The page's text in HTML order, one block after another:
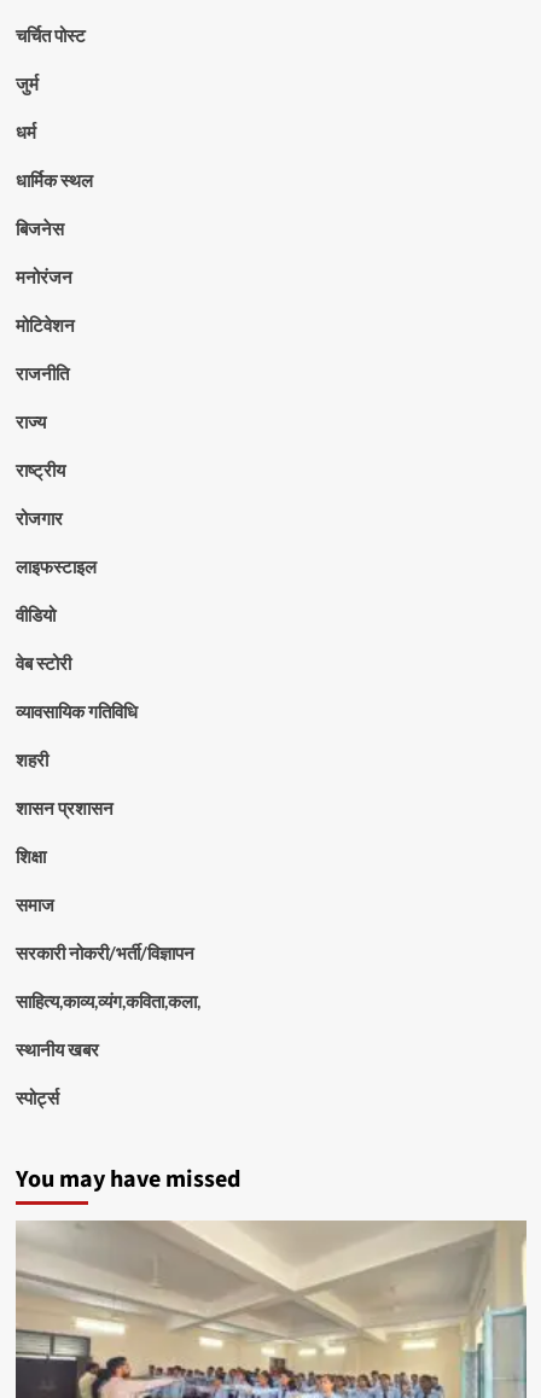
चर्चित पोस्ट
जुर्म
धर्म
धार्मिक स्थल
बिजनेस
मनोरंजन
मोटिवेशन
राजनीति
राज्य
राष्ट्रीय
रोजगार
लाइफस्टाइल
वीडियो
वेब स्टोरी
व्यावसायिक गतिविधि
शहरी
शासन प्रशासन
शिक्षा
समाज
सरकारी नोकरी/भर्ती/विज्ञापन
साहित्य,काव्य,व्यंग,कविता,कला,
स्थानीय खबर
स्पोर्ट्स
You may have missed